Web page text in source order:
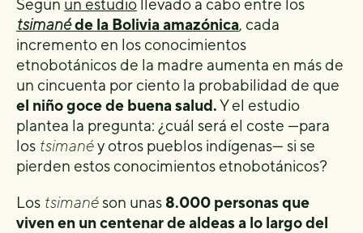
Según un estudio llevado a cabo entre los
tsimanéde la Bolivia amazónica, cada
incremento en los conocimientos
etnobotánicos de la madre aumenta en más de
un cincuenta por ciento la probabilidad de que
el niño goce de buena salud.Y el estudio
plantea la pregunta: ¿cuál será el coste —para
los tsimanéy otros pueblos indígenas— si se
pierden estos conocimientos etnobotánicos?
Los tsimanéson unas 8.000 personas que
viven en un centenar de aldeas a lo largo del